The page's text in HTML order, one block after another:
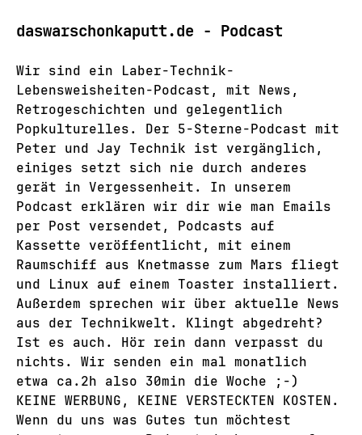
daswarschonkaputt.de - Podcast
Wir sind ein Laber-Technik-
Lebensweisheiten-Podcast, mit News,
Retrogeschichten und gelegentlich
Popkulturelles. Der 5-Sterne-Podcast mit
Peter und Jay Technik ist vergänglich,
einiges setzt sich nie durch anderes
gerät in Vergessenheit. In unserem
Podcast erklären wir dir wie man Emails
per Post versendet, Podcasts auf
Kassette veröffentlicht, mit einem
Raumschiff aus Knetmasse zum Mars fliegt
und Linux auf einem Toaster installiert.
Außerdem sprechen wir über aktuelle News
aus der Technikwelt. Klingt abgedreht?
Ist es auch. Hör rein dann verpasst du
nichts. Wir senden ein mal monatlich
etwa ca.2h also 30min die Woche ;-)
KEINE WERBUNG, KEINE VERSTECKTEN KOSTEN.
Wenn du uns was Gutes tun möchtest